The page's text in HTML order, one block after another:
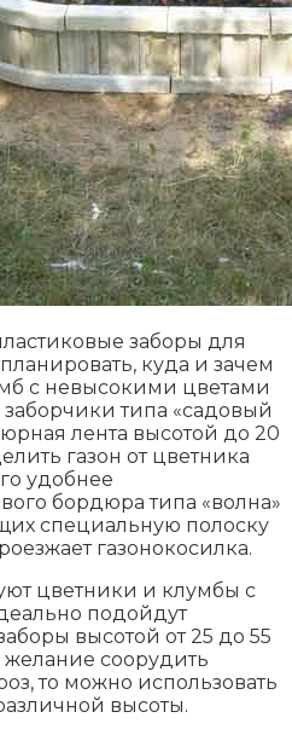
заборы для
куда и зачем
с невысокими цветами
типа «садовый
лента высотой до 20
газон от цветника
удобнее
бордюра типа «волна»
специальную полоску
газонокосилка.
цветники и клумбы с
подойдут
высотой от 25 до 55
желание соорудить
то можно использовать
высоты.